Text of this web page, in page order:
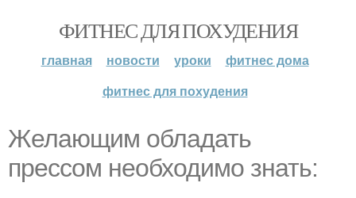
ФИТНЕС ДЛЯ ПОХУДЕНИЯ
главная новости уроки
фитнес дома
фитнес для похудения
Желающим обладать
прессом необходимо знать: